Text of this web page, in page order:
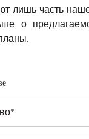
лишь часть
о